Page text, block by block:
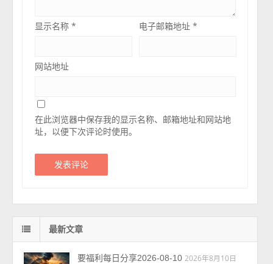
显示名称* 电子邮箱地址*
网站地址
在此浏览器中保存我的显示名称、邮箱地址和网站地
址，以便下次评论时使用。
最新文章
要福利每日分享2026-08-10 2026年8月10日